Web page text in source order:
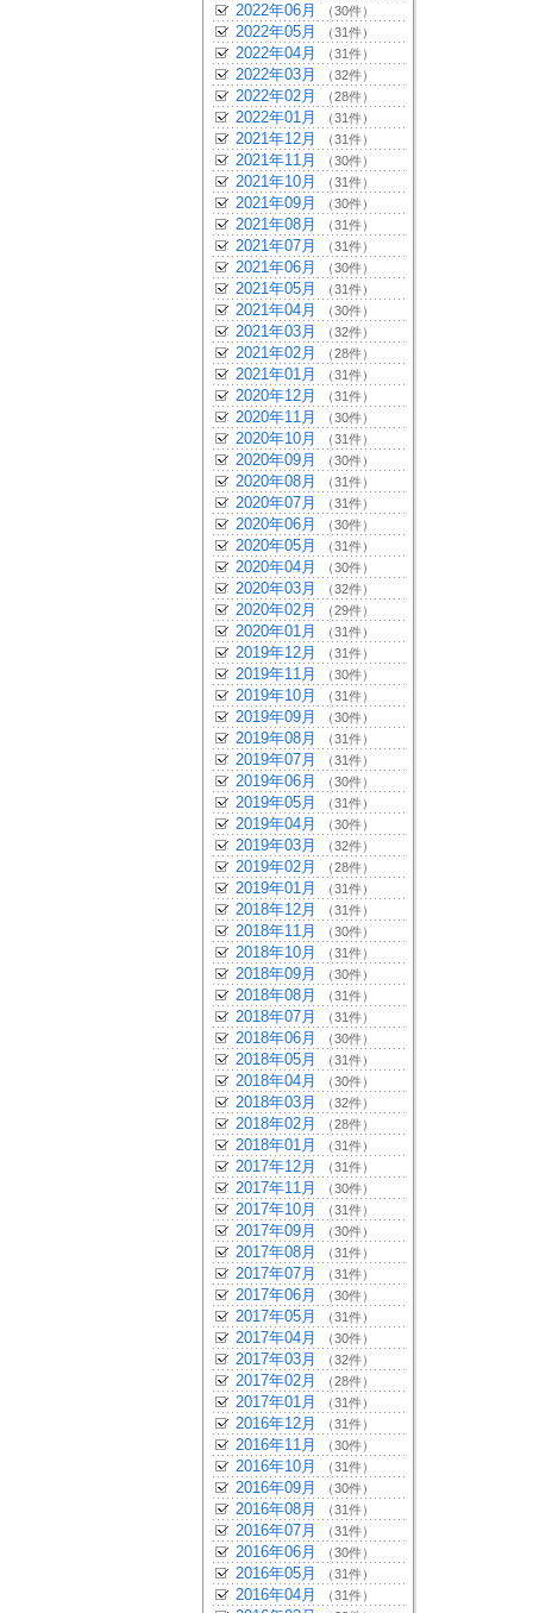
2022年06月 （30件）
2022年05月 （31件）
2022年04月 （31件）
2022年03月 （32件）
2022年02月 （28件）
2022年01月 （31件）
2021年12月 （31件）
2021年11月 （30件）
2021年10月 （31件）
2021年09月 （30件）
2021年08月 （31件）
2021年07月 （31件）
2021年06月 （30件）
2021年05月 （31件）
2021年04月 （30件）
2021年03月 （32件）
2021年02月 （28件）
2021年01月 （31件）
2020年12月 （31件）
2020年11月 （30件）
2020年10月 （31件）
2020年09月 （30件）
2020年08月 （31件）
2020年07月 （31件）
2020年06月 （30件）
2020年05月 （31件）
2020年04月 （30件）
2020年03月 （32件）
2020年02月 （29件）
2020年01月 （31件）
2019年12月 （31件）
2019年11月 （30件）
2019年10月 （31件）
2019年09月 （30件）
2019年08月 （31件）
2019年07月 （31件）
2019年06月 （30件）
2019年05月 （31件）
2019年04月 （30件）
2019年03月 （32件）
2019年02月 （28件）
2019年01月 （31件）
2018年12月 （31件）
2018年11月 （30件）
2018年10月 （31件）
2018年09月 （30件）
2018年08月 （31件）
2018年07月 （31件）
2018年06月 （30件）
2018年05月 （31件）
2018年04月 （30件）
2018年03月 （32件）
2018年02月 （28件）
2018年01月 （31件）
2017年12月 （31件）
2017年11月 （30件）
2017年10月 （31件）
2017年09月 （30件）
2017年08月 （31件）
2017年07月 （31件）
2017年06月 （30件）
2017年05月 （31件）
2017年04月 （30件）
2017年03月 （32件）
2017年02月 （28件）
2017年01月 （31件）
2016年12月 （31件）
2016年11月 （30件）
2016年10月 （31件）
2016年09月 （30件）
2016年08月 （31件）
2016年07月 （31件）
2016年06月 （30件）
2016年05月 （31件）
2016年04月 （31件）